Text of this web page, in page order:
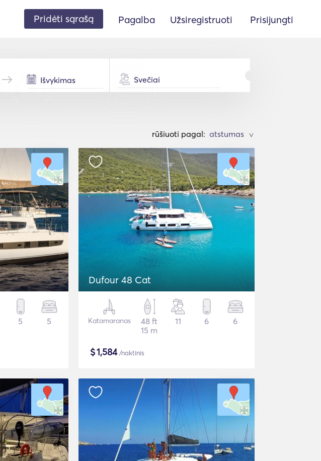
Pridėti sąrašą Pagalba Užsiregistruoti Prisijungti
Svečiai
rūšiuoti pagal: >
5 5
Dufour 48 Cat
Katamaranas
48 ft
15 m
11 6 6
$1,584/naktinis